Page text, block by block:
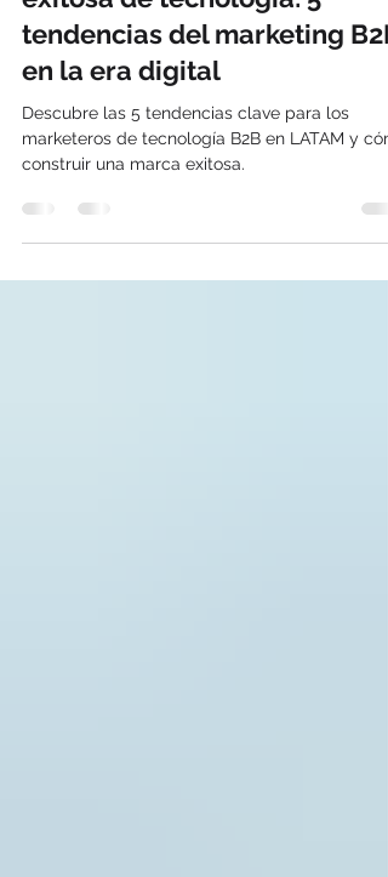
Cómo construir una marca
exitosa de tecnología: 5
tendencias del marketing B2B
en la era digital
marketeros de tecnología B2B en LATAM y
construir una marca exitosa.